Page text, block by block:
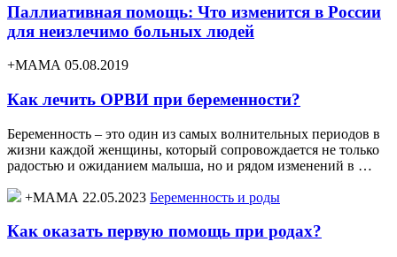
Паллиативная помощь: Что изменится в России
для неизлечимо больных людей
+МАМА 05.08.2019
Как лечить ОРВИ при беременности?
Беременность – это один из самых волнительных периодов в
жизни каждой женщины, который сопровождается не только
радостью и ожиданием малыша, но и рядом изменений в …
+МАМА 22.05.2023 Беременность и роды
Как оказать первую помощь при родах?